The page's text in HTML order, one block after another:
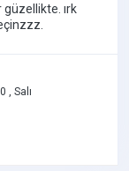
güzellikte. irk
, Salı